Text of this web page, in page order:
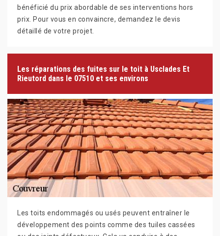
bénéficié du prix abordable de ses interventions hors
prix. Pour vous en convaincre, demandez le devis
détaillé de votre projet.
Les réparations des fuites sur le toit à Usclades Et
Rieutord dans le 07510 et ses environs
Les toits endommagés ou usés peuvent entraîner le
développement des points comme des tuiles cassées